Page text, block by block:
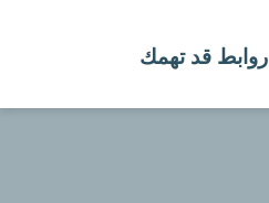
روابط قد تهمك